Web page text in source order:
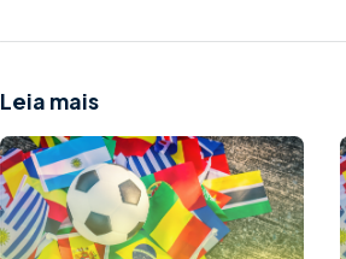
Leia mais